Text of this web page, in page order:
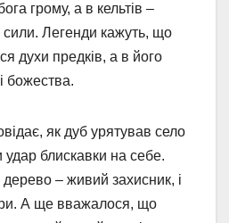
грому, а в кельтів –
Легенди кажуть, що
духи предків, а в його
божества.
як дуб урятував село
удар блискавки на себе.
– живий захисник, і
А ще вважалося, що